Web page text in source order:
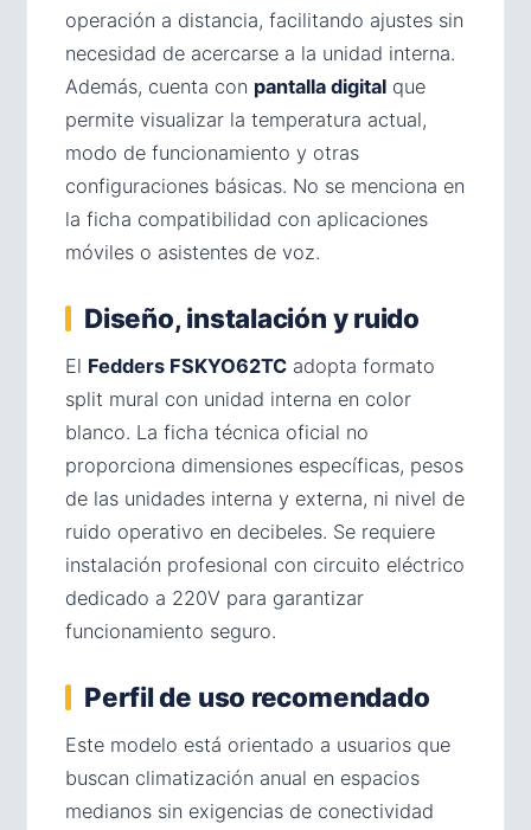
operación a distancia, facilitando ajustes sin
necesidad de acercarse a la unidad interna.
Además, cuenta con pantalla digital que
permite visualizar la temperatura actual,
modo de funcionamiento y otras
configuraciones básicas. No se menciona en
la ficha compatibilidad con aplicaciones
móviles o asistentes de voz.
Diseño, instalación y ruido
El Fedders FSKYO62TC adopta formato
split mural con unidad interna en color
blanco. La ficha técnica oficial no
proporciona dimensiones específicas, pesos
de las unidades interna y externa, ni nivel de
ruido operativo en decibeles. Se requiere
instalación profesional con circuito eléctrico
dedicado a 220V para garantizar
funcionamiento seguro.
Perfil de uso recomendado
Este modelo está orientado a usuarios que
buscan climatización anual en espacios
medianos sin exigencias de conectividad